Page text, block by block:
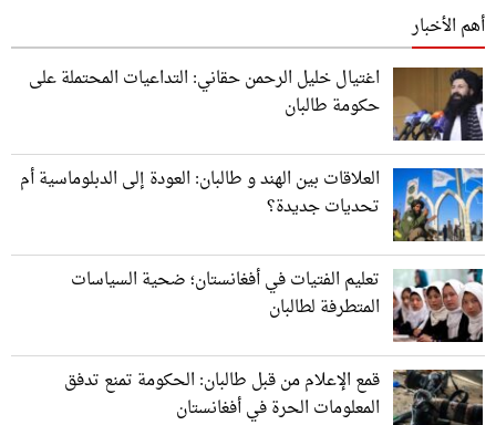
أهم الأخبار
اغتيال خليل الرحمن حقاني: التداعيات المحتملة على
حكومة طالبان
العلاقات بين الهند و طالبان: العودة إلى الدبلوماسية أم
تحديات جديدة؟
تعليم الفتيات في أفغانستان؛ ضحية السياسات
المتطرفة لطالبان
قمع الإعلام من قبل طالبان: الحكومة تمنع تدفق
المعلومات الحرة في أفغانستان